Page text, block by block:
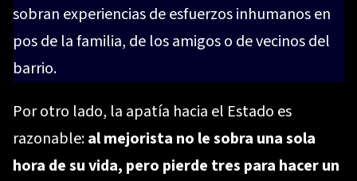
sobran experiencias de esfuerzos inhumanos en
pos de la familia, de los amigos o de vecinos del
barrio.
Por otro lado, la apatía hacia el Estado es
razonable:al mejorista no le sobra una sola
hora de su vida, pero pierde tres para hacer un